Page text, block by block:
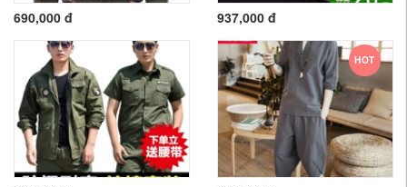
690,000 đ 937,000 đ
HOT